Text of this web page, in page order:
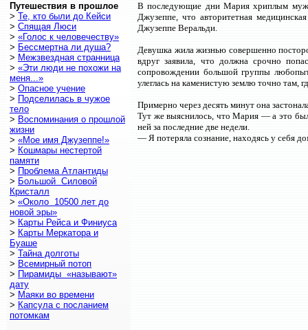
Путешествия в прошлое
> Те, кто были до Кейси
> Спящая Люси
> «Голос к человечеству»
> Бессмертна ли душа?
> Межзвездная странница
> «Эти люди не похожи на
меня...»
> Опасное учение
> Подселилась в чужое
тело
> Воспоминания о прошлой
жизни
> «Мое имя Джузеппе!»
> Кошмары нестертой
памяти
> Проблема Атлантиды
> Большой Силовой
Кристалл
> «Около 10500 лет до
новой эры»
> Карты Рейса и Финиуса
> Карты Меркатора и
Буаше
> Тайна долготы
> Всемирный потоп
> Пирамиды «называют»
дату
> Маяки во времени
> Капсула с посланием
потомкам
В последующие дни Мария хриплым
Джузеппе, что авторитетная
Джузеппе Веральди.
Девушка жила жизнью совершенно
вдруг заявила, что должна срочно
сопровождении большой группы
улеглась на каменистую землю точно там,
Примерно через десять минут она
Тут же выяснилось, что Мария — а это
ней за последние две недели.
— Я потеряла сознание, находясь у себя